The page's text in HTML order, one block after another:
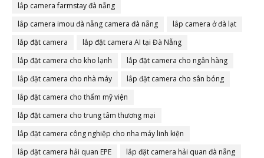
lắp camera farmstay đà nẵng
lắp camera imou đà nẵng camera đà nẵng
lắp camera ở đà lạt
lắp đặt camera
lắp đặt camera AI tại Đà Nẵng
lắp đặt camera cho kho lạnh
lắp đặt camera cho ngân hàng
lắp đặt camera cho nhà máy
lắp đặt camera cho sân bóng
lắp đặt camera cho thẩm mỹ viện
lắp đặt camera cho trung tâm thương mại
lắp đặt camera công nghiệp cho nha máy linh kiện
lắp đặt camera hải quan EPE
lắp đặt camera hải quan đà nẵng